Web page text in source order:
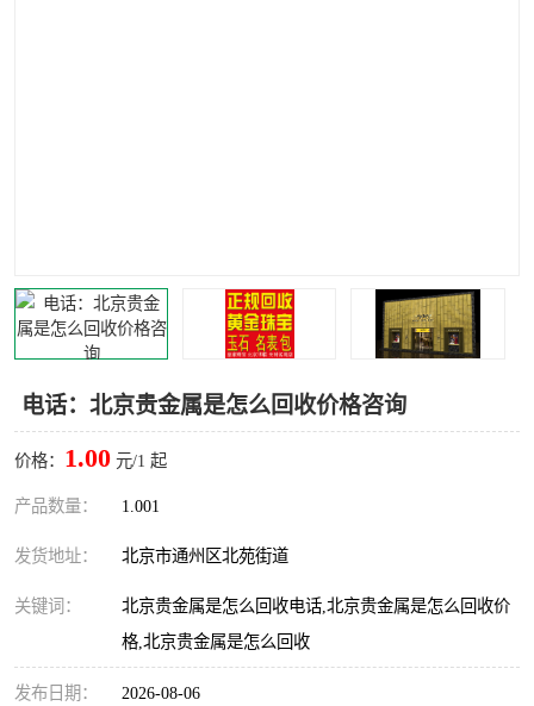
电话：北京贵金属是怎么回收价格咨询
价格： 1.00 元/1 起
产品数量： 1.001
发货地址： 北京市通州区北苑街道
关键词：
北京贵金属是怎么回收电话,北京贵金属是怎么回收价
格,北京贵金属是怎么回收
发布日期： 2026-08-06